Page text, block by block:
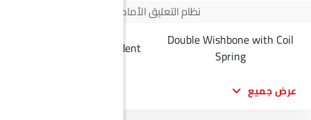
نظام التعليق الأمامي
Double Wishbone with Coil
Spring
MacPherson Independent
عرض جميع